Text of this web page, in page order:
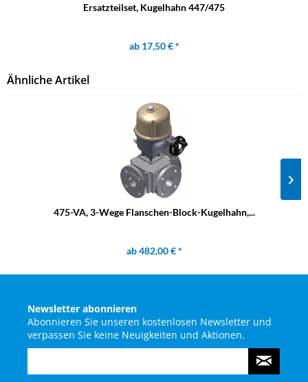
Ersatzteilset, Kugelhahn 447/475
ab 17,50 € *
Ähnliche Artikel
475-VA, 3-Wege Flanschen-Block-Kugelhahn,...
ab 482,00 € *
Newsletter abonnieren
Abonnieren Sie unseren kostenlosen Newsletter und
verpassen Sie keine Neuigkeiten und Aktionen.